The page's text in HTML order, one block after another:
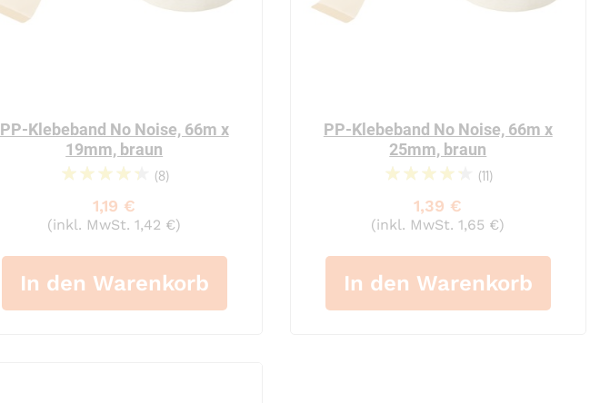
PP-Klebeband No Noise, 66m x
19mm, braun
91%
(8)
1,19 €
(inkl. MwSt. 1,42 €)
In den Warenkorb
PP-Klebeband No Noise, 66m x
25mm, braun
90%
(11)
1,39 €
(inkl. MwSt. 1,65 €)
In den Warenkorb